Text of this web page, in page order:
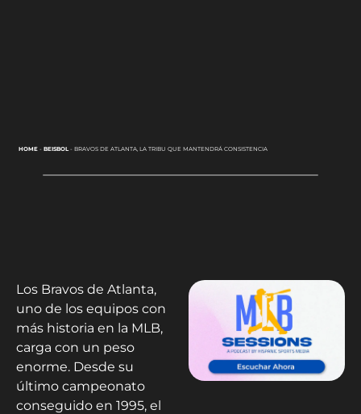
HOME- BEISBOL- BRAVOS DE ATLANTA, LA TRIBU QUE MANTENDRÁ CONSISTENCIA
Los Bravos de Atlanta,
uno de los equipos con
más historia en la MLB,
carga con un peso
enorme. Desde su
último campeonato
conseguido en 1995, el